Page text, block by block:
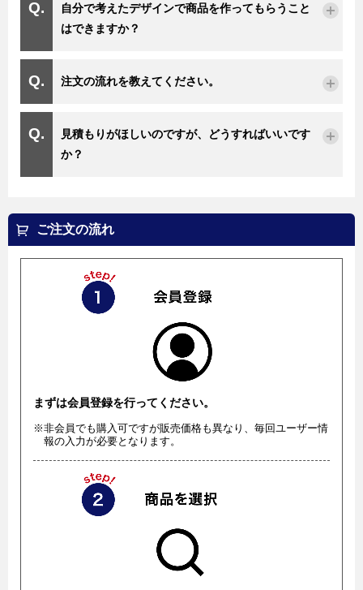
自分で考えたデザインで商品を作ってもらうこと
はできますか？
注文の流れを教えてください。
見積もりがほしいのですが、どうすればいいです
か？
ご注文の流れ
まずは会員登録を行ってください。
※非会員でも購入可ですが販売価格も異なり、毎回ユーザー情
報の入力が必要となります。